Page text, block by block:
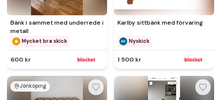
Bänk i sammet med underrede i
metall
Mycket bra skick
600 kr
Karlby sittbänk med förvaring
Nyskick
1 500 kr
Jönköping